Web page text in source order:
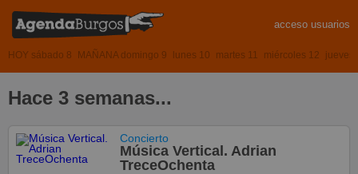
acceso usuarios
HOY sábado 8 MAÑANA domingo 9 lunes 10 martes 11 miércoles 12 jueves
Hace 3 semanas...
Concierto
Música Vertical. Adrian
TreceOchenta